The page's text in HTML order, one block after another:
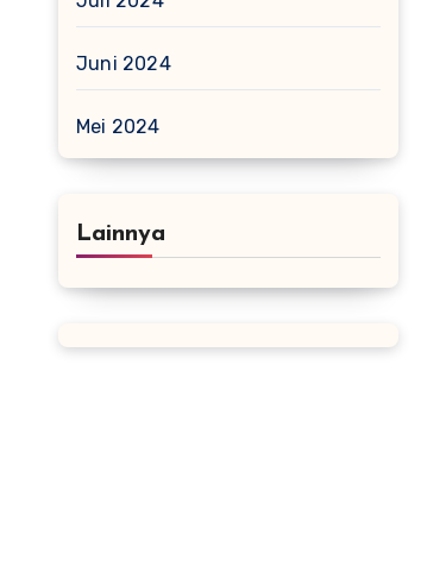
Juni 2024
Mei 2024
Lainnya